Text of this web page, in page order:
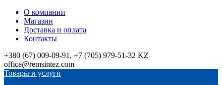
О компании
Магазин
Доставка и оплата
Контакты
+380 (67) 009-09-91, +7 (705) 979-51-32 KZ
office@remsintez.com
Товары и услуги